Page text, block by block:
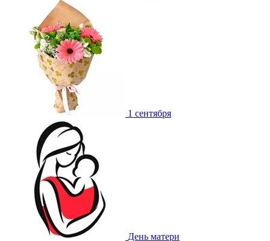
1 сентября
День матери